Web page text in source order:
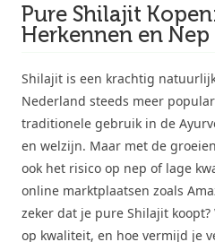
Pure Shilajit
Herkennen en
Shilajit is een krachtig
Nederland steeds meer
traditionele gebruik in de
en welzijn. Maar met de
ook het risico op nep of lage
online marktplaatsen zoals
zeker dat je pure Shilajit
op kwaliteit, en hoe vermijd je